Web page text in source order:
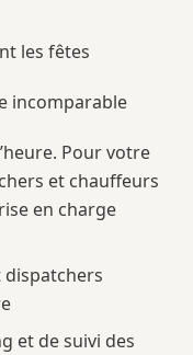
les fêtes
incomparable
Pour votre
et chauffeurs
en charge
dispatchers
et de suivi des